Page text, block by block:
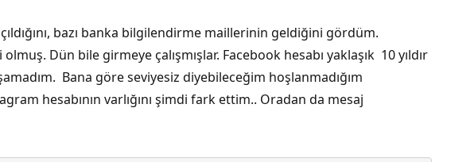
bazı banka bilgilendirme maillerinin geldiğini gördüm.
Dün bile girmeye çalışmışlar. Facebook hesabı yaklaşık 10 yıldır
Bana göre seviyesiz diyebileceğim hoşlanmadığım
hesabının varlığını şimdi fark ettim.. Oradan da mesaj